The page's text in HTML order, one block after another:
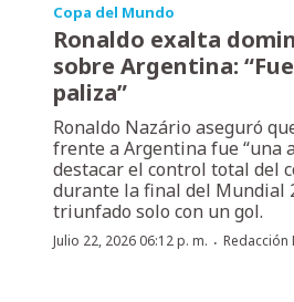
Copa del Mundo
Ronaldo exalta
sobre Argentina:
paliza”
Ronaldo Nazário aseguró
frente a Argentina fue “una
destacar el control total del
durante la final del Mundial
triunfado solo con un gol.
Julio 22, 2026 06:12 p. m. · Redacción